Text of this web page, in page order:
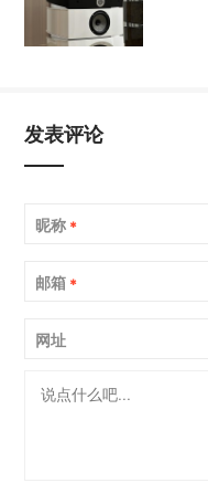
发表评论
昵称 *
邮箱 *
网址